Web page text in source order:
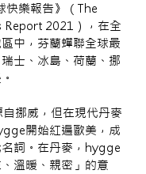
快樂報告》（The
2021），在全
中，芬蘭蟬聯全球最
士、冰島、荷蘭、挪
挪威，但在現代丹麥
開始紅遍歐美，成
詞。在丹麥，hygge
溫暖、親密」的意